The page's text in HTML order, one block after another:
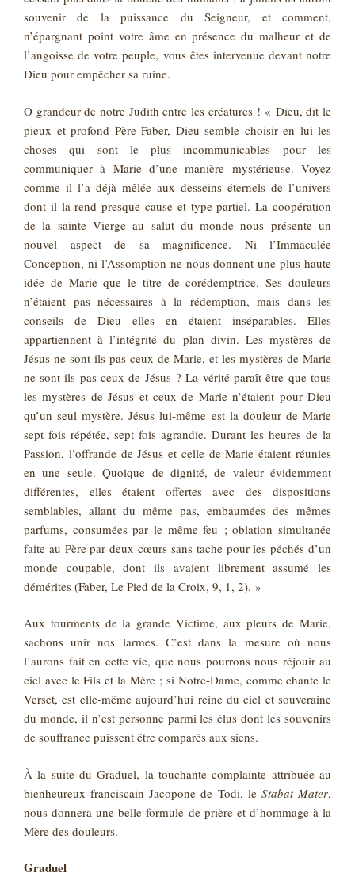
souvenir de la puissance du Seigneur, et comment,
n’épargnant point votre âme en présence du malheur et de
l’angoisse de votre peuple, vous êtes intervenue devant notre
Dieu pour empêcher sa ruine.
O grandeur de notre Judith entre les créatures ! « Dieu, dit le
pieux et profond Père Faber, Dieu semble choisir en lui les
choses qui sont le plus incommunicables pour les
communiquer à Marie d’une manière mystérieuse. Voyez
comme il l’a déjà mêlée aux desseins éternels de l’univers
dont il la rend presque cause et type partiel. La coopération
de la sainte Vierge au salut du monde nous présente un
nouvel aspect de sa magnificence. Ni l’Immaculée
Conception, ni l’Assomption ne nous donnent une plus haute
idée de Marie que le titre de corédemptrice. Ses douleurs
n’étaient pas nécessaires à la rédemption, mais dans les
conseils de Dieu elles en étaient inséparables. Elles
appartiennent à l’intégrité du plan divin. Les mystères de
Jésus ne sont-ils pas ceux de Marie, et les mystères de Marie
ne sont-ils pas ceux de Jésus ? La vérité paraît être que tous
les mystères de Jésus et ceux de Marie n’étaient pour Dieu
qu’un seul mystère. Jésus lui-même est la douleur de Marie
sept fois répétée, sept fois agrandie. Durant les heures de la
Passion, l’offrande de Jésus et celle de Marie étaient réunies
en une seule. Quoique de dignité, de valeur évidemment
différentes, elles étaient offertes avec des dispositions
semblables, allant du même pas, embaumées des mêmes
parfums, consumées par le même feu ; oblation simultanée
faite au Père par deux cœurs sans tache pour les péchés d’un
monde coupable, dont ils avaient librement assumé les
démérites (Faber, Le Pied de la Croix, 9, 1, 2). »
Aux tourments de la grande Victime, aux pleurs de Marie,
sachons unir nos larmes. C’est dans la mesure où nous
l’aurons fait en cette vie, que nous pourrons nous réjouir au
ciel avec le Fils et la Mère ; si Notre-Dame, comme chante le
Verset, est elle‑même aujourd’hui reine du ciel et souveraine
du monde, il n’est personne parmi les élus dont les souvenirs
de souffrance puissent être comparés aux siens.
À la suite du Graduel, la touchante complainte attribuée au
bienheureux franciscain Jacopone de Todi, le Stabat Mater,
nous donnera une belle formule de prière et d’hommage à la
Mère des douleurs.
Graduel